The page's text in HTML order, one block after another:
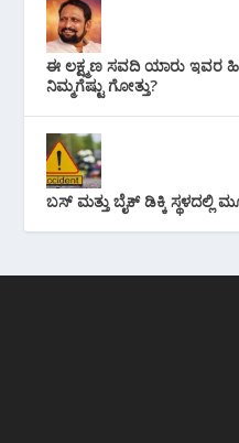
ಈ ಲಕ್ಷ್ಮಣ ಸವದಿ ಯಾರು ಇವರ
ನಿಮ್ಮಗೆಷ್ಟು ಗೋತ್ತು?
ಬಸ್ ಮತ್ತು ಬೈಕ್ ಡಿಕ್ಕಿ ಸ್ಥಳದಲ್ಲಿ